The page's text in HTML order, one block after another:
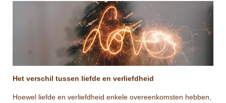
Het verschil tussen liefde en verliefdheid
Hoewel liefde en verliefdheid enkele overeenkomsten hebben,